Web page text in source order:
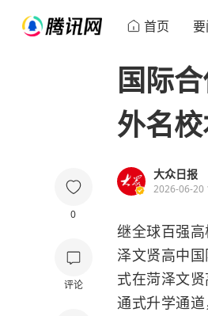
首页
0
评论
国际
外名
大众日报
2026-06-20
继全球百强
泽文贤高中
式在菏泽文
通式升学通